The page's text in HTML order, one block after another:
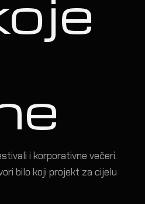
i korporativne večeri.
bilo koji projekt za cijelu